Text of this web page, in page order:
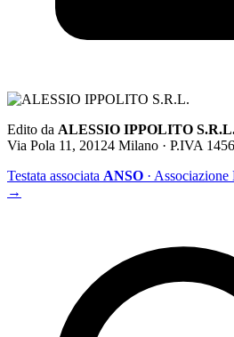
Edito da ALESSIO IPPOLITO
Via Pola 11, 20124 Milano · P.IVA
Testata associata ANSO ·
→